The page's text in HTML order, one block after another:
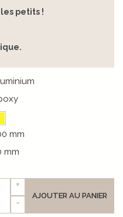
petits !
mm
mm
+
-
AJOUTER AU PANIER